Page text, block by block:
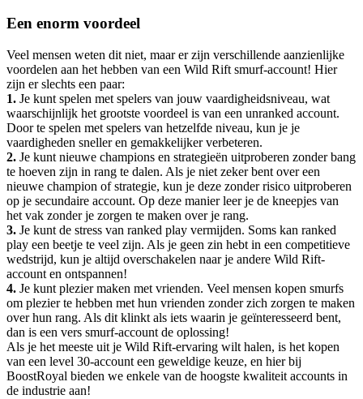
Een enorm voordeel
Veel mensen weten dit niet, maar er zijn verschillende aanzienlijke
voordelen aan het hebben van een Wild Rift smurf-account! Hier
zijn er slechts een paar:
1. Je kunt spelen met spelers van jouw vaardigheidsniveau, wat
waarschijnlijk het grootste voordeel is van een unranked account.
Door te spelen met spelers van hetzelfde niveau, kun je je
vaardigheden sneller en gemakkelijker verbeteren.
2. Je kunt nieuwe champions en strategieën uitproberen zonder bang
te hoeven zijn in rang te dalen. Als je niet zeker bent over een
nieuwe champion of strategie, kun je deze zonder risico uitproberen
op je secundaire account. Op deze manier leer je de kneepjes van
het vak zonder je zorgen te maken over je rang.
3. Je kunt de stress van ranked play vermijden. Soms kan ranked
play een beetje te veel zijn. Als je geen zin hebt in een competitieve
wedstrijd, kun je altijd overschakelen naar je andere Wild Rift-
account en ontspannen!
4. Je kunt plezier maken met vrienden. Veel mensen kopen smurfs
om plezier te hebben met hun vrienden zonder zich zorgen te maken
over hun rang. Als dit klinkt als iets waarin je geïnteresseerd bent,
dan is een vers smurf-account de oplossing!
Als je het meeste uit je Wild Rift-ervaring wilt halen, is het kopen
van een level 30-account een geweldige keuze, en hier bij
BoostRoyal bieden we enkele van de hoogste kwaliteit accounts in
de industrie aan!